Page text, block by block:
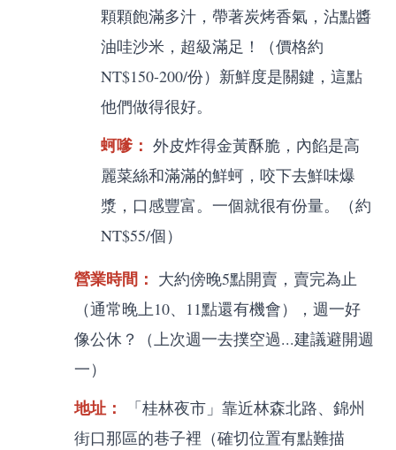
顆顆飽滿多汁，帶著炭烤香氣，沾點醬
油哇沙米，超級滿足！（價格約
NT$150-200/份）新鮮度是關鍵，這點
他們做得很好。
蚵嗲： 外皮炸得金黃酥脆，內餡是高
麗菜絲和滿滿的鮮蚵，咬下去鮮味爆
漿，口感豐富。一個就很有份量。（約
NT$55/個）
營業時間： 大約傍晚5點開賣，賣完為止
（通常晚上10、11點還有機會），週一好
像公休？（上次週一去撲空過...建議避開週
一）
地址：
「桂林夜市」靠近林森北路、錦州
街口那區的巷子裡（確切位置有點難描